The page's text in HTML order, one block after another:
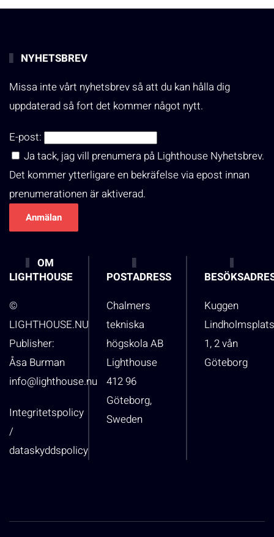
NYHETSBREV
Missa inte vårt nyhetsbrev så att du kan hålla dig
uppdaterad så fort det kommer något nytt.
E-post:
Ja tack, jag vill prenumera på Lighthouse Nyhetsbrev.
Det kommer ytterligare en bekräfelse via epost innan
prenumerationen är aktiverad.
OM
LIGHTHOUSE
©
LIGHTHOUSE.NU
Publisher:
Åsa Burman
info@lighthouse.nu
Integritetspolicy
/
dataskyddspolicy
POSTADRESS
Chalmers
tekniska
högskola AB
Lighthouse
412 96
Göteborg,
Sweden
Kuggen
1, 2 vån
Göteborg